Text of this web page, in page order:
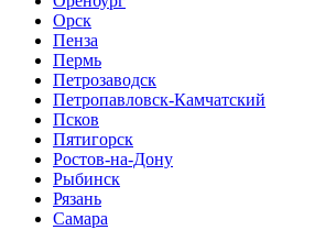
Орск
Пенза
Пермь
Петрозаводск
Петропавловск-Камчатский
Псков
Пятигорск
Ростов-на-Дону
Рыбинск
Рязань
Самара